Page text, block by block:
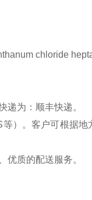
chloride
递为：顺丰快递。
）。客户可根据
优质的配送服务。